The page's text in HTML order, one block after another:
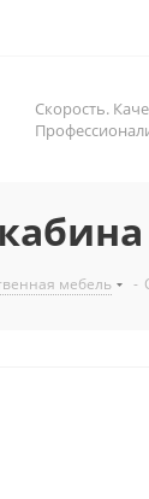
Скорость.
мебель -